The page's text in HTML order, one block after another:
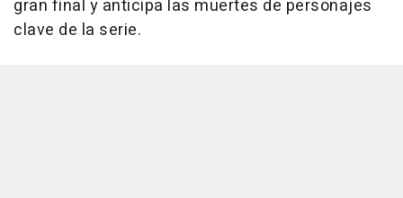
gran final y anticipa las muertes de personajes
clave de la serie.